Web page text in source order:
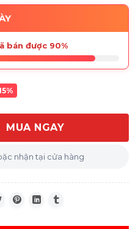
bán được 90%
số lượng
MUA NGAY
nhận tại cửa hàng